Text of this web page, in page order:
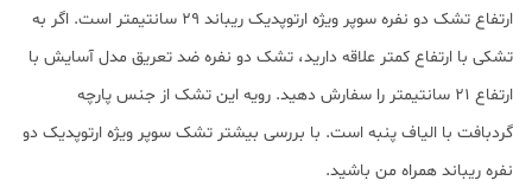
ارتفاع تشک دو نفره سوپر ویژه ارتوپدیک ریباند ۲۹ سانتیمتر است. اگر به
تشکی با ارتفاع کمتر علاقه دارید، تشک دو نفره ضد تعریق مدل آسایش با
ارتفاع ۲۱ سانتیمتر را سفارش دهید. رویه این تشک از جنس پارچه
گردبافت با الیاف پنبه است. با بررسی بیشتر تشک سوپر ویژه ارتوپدیک دو
نفره ریباند همراه من باشید.